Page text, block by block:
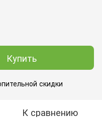
Купить
скидки
К сравнению